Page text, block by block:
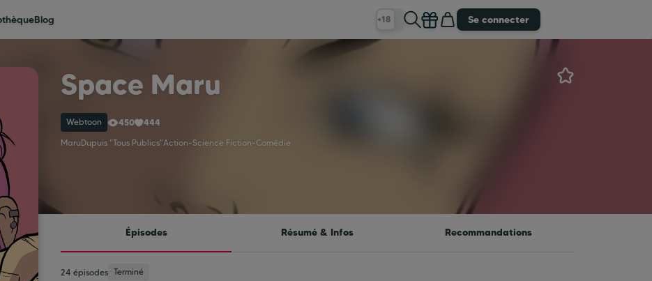
Blog +18 Se connecter
Space Maru
Webtoon 450
444
MaruDupuis "Tous Publics"Action-Science Fiction-Comédie
Épisodes Résumé & Infos Recommandations
24 épisodes Terminé